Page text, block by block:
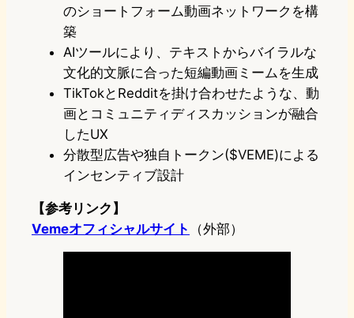
のショートフォーム動画ネットワークを構
築
AIツールにより、テキストからバイラルな
文化的文脈に合った短編動画ミームを生成
TikTokとRedditを掛け合わせたような、動
画とコミュニティディスカッションが融合
したUX
分散型広告や独自トークン($VEME)による
インセンティブ設計
【参考リンク】
Vemeオフィシャルサイト
（外部）